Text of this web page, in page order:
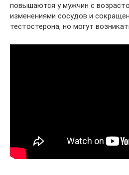
повышаются у мужчин с
изменениями сосудов и
тестостерона, но могут